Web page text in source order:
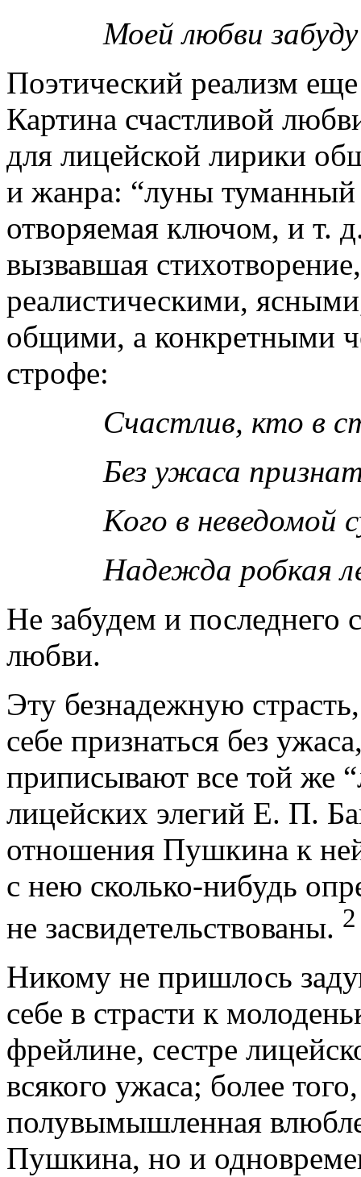
Моей любви
Поэтический реализм
Картина счастливой
для лицейской лирики
и жанра: “луны туманный
отворяемая ключом, и т.
вызвавшая
реалистическими,
общими, а конкретными
строфе:
Счастлив, кто в
Без ужаса
Кого в неведомой
Надежда робкая
Не забудем и последнего
любви.
Эту безнадежную
себе признаться без
приписывают все той же
лицейских элегий Е. П.
отношения Пушкина к
с нею сколько-нибудь
не засвидетельствованы. 2
Никому не пришлось
себе в страсти к
фрейлине, сестре
всякого ужаса; более
полувымышленная
Пушкина, но и